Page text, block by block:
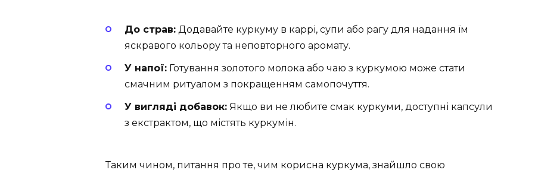
До страв: Додавайте куркуму в каррі, супи або рагу для надання їм
яскравого кольору та неповторного аромату.
У напої: Готування золотого молока або чаю з куркумою може стати
смачним ритуалом з покращенням самопочуття.
У вигляді добавок: Якщо ви не любите смак куркуми, доступні капсули
з екстрактом, що містять куркумін.
Таким чином, питання про те, чим корисна куркума, знайшло свою